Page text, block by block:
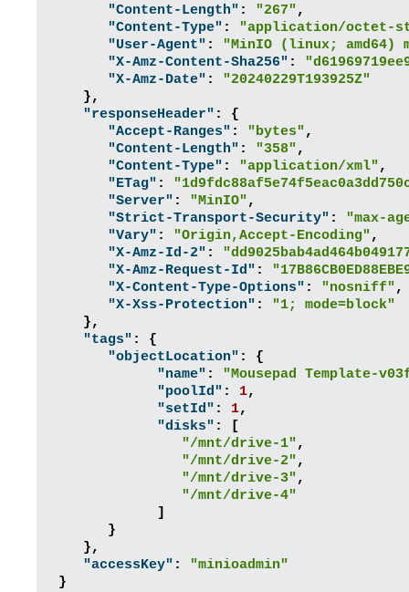
"Content-Length" : "267",
"Content-Type" :
"application/octet-
"User-Agent" :
"MinIO (linux; amd64)
"X-Amz-Content-Sha256" :
"X-Amz-Date" :
"20240229T193925Z"
},
"responseHeader" :
{
"Accept-Ranges" : "bytes",
"Content-Length" : "358",
"Content-Type" : "application/xml",
"ETag" :
"Server" : "MinIO",
"Strict-Transport-Security" :
"max-
"Vary" : "Origin,Accept-Encoding",
"X-Amz-Id-2" :
"X-Amz-Request-Id" :
"X-Content-Type-Options" : "nosniff",
"X-Xss-Protection" :
"1; mode=block"
},
"tags" :
{
"objectLocation" :
{
"name" :
"Mousepad Template-
"poolId" : 1,
"setId" : 1,
"disks" :
[
"/mnt/drive-1",
"/mnt/drive-2",
"/mnt/drive-3",
"/mnt/drive-4"
]
}
},
"accessKey" :
"minioadmin"
}